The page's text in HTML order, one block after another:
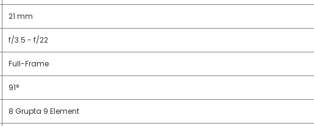
21 mm
f/3.5 - f/22
Full-Frame
91°
8 Grupta 9 Element